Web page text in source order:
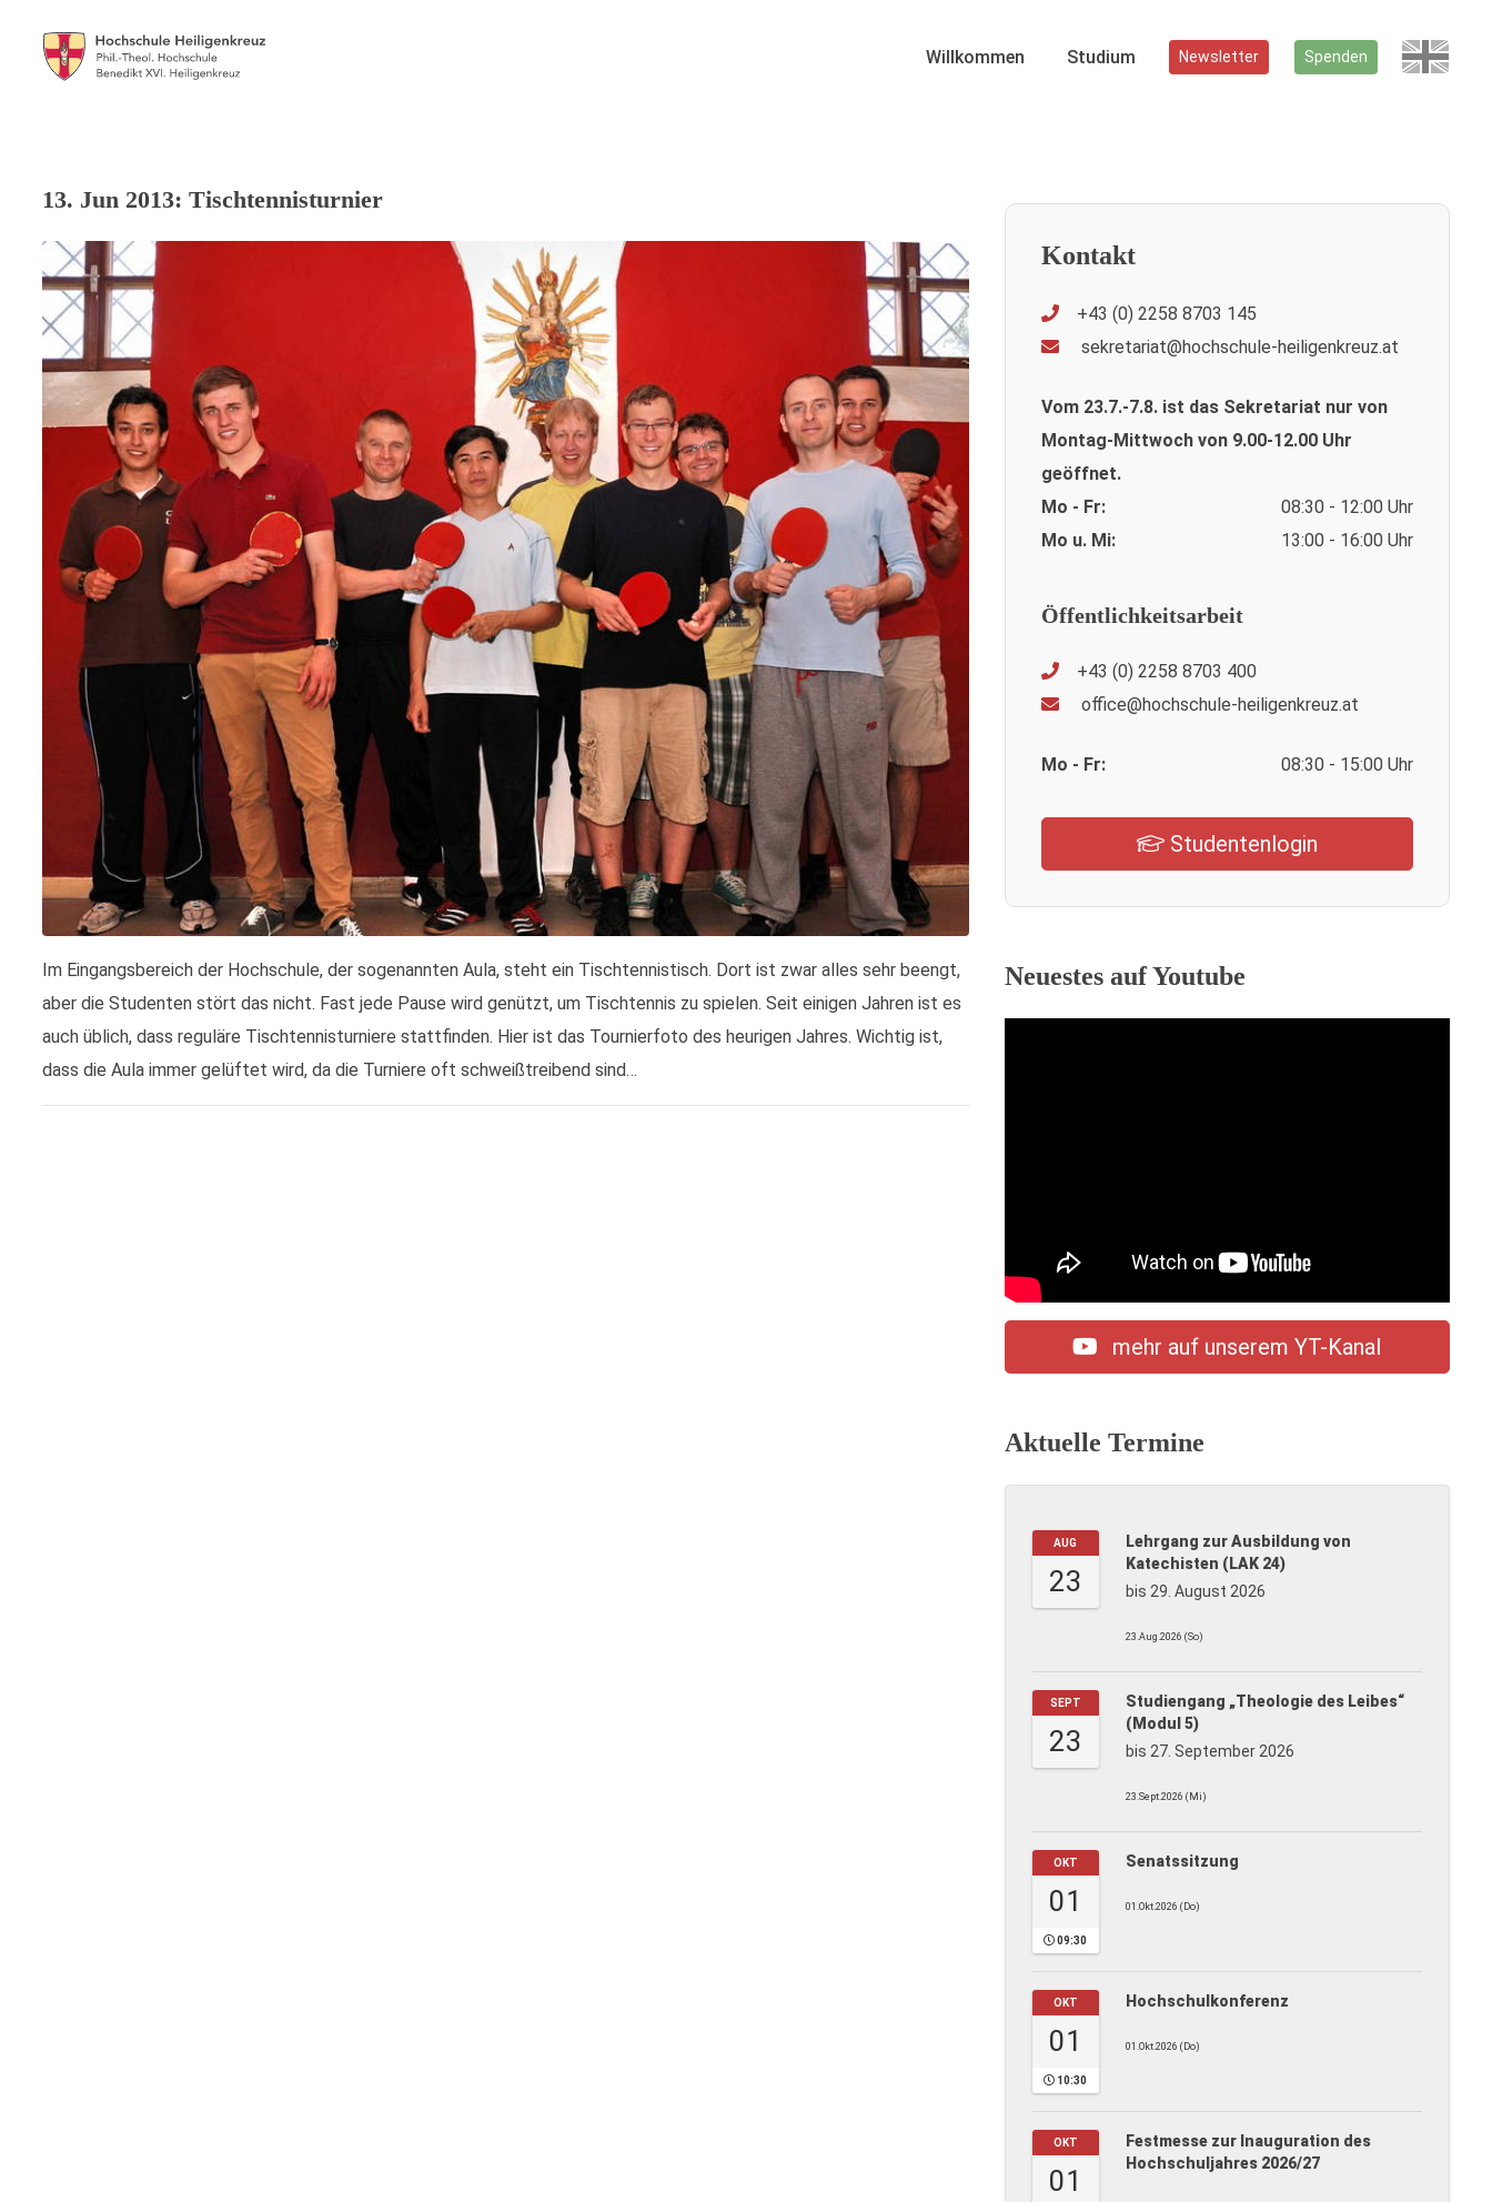
Willkommen Studium Newsletter Spenden
13. Jun 2013: Tischtennisturnier
Im Eingangsbereich der Hochschule, der sogenannten Aula, steht ein Tischtennistisch. Dort ist zwar alles sehr beengt,
aber die Studenten stört das nicht. Fast jede Pause wird genützt, um Tischtennis zu spielen. Seit einigen Jahren ist es
auch üblich, dass reguläre Tischtennisturniere stattfinden. Hier ist das Tournierfoto des heurigen Jahres. Wichtig ist,
dass die Aula immer gelüftet wird, da die Turniere oft schweißtreibend sind…
Kontakt
+43 (0) 2258 8703 145
sekretariat@hochschule-heiligenkreuz.at
Vom 23.7.-7.8. ist das Sekretariat nur von
Montag-Mittwoch von 9.00-12.00 Uhr
geöffnet.
Mo - Fr:
08:30 - 12:00 Uhr
Mo u. Mi:
13:00 - 16:00 Uhr
Öffentlichkeitsarbeit
+43 (0) 2258 8703 400
office@hochschule-heiligenkreuz.at
Mo - Fr: 08:30 - 15:00 Uhr
Studentenlogin
Neuestes auf Youtube
mehr auf unserem YT-Kanal
Aktuelle Termine
AUG
23
Lehrgang zur Ausbildung von
Katechisten (LAK 24)
bis 29. August 2026
23.Aug.2026 (So)
SEPT
23
Studiengang „Theologie des Leibes“
(Modul 5)
bis 27. September 2026
23.Sept.2026 (Mi)
OKT
01
09:30
Senatssitzung
01.Okt.2026 (Do)
OKT
01
10:30
Hochschulkonferenz
01.Okt.2026 (Do)
OKT
01
Festmesse zur Inauguration des
Hochschuljahres 2026/27